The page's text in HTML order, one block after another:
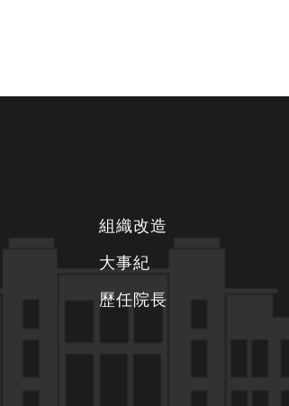
組織改造
大事紀
歷任院長